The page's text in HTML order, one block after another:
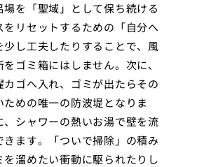
を「聖域」として保ち続ける
リセットするための「自分へ
し工夫したりすることで、風
ゴミ箱にはしません。次に、
ゴへ入れ、ゴミが出たらその
めの唯一の防波堤となりま
シャワーの熱いお湯で壁を流
ます。「ついで掃除」の積み
溜めたい衝動に駆られたりし